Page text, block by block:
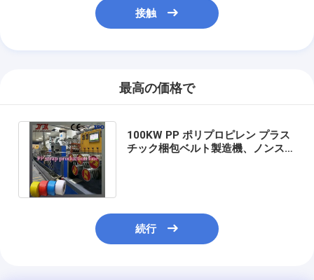
接触
最高の価格で
100KW PP ポリプロピレン プラス
チック梱包ベルト製造機、ノンスト
続行